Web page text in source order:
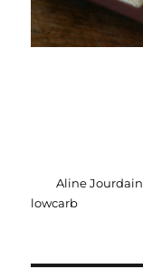
Auteur
Aline Jourdain
lowcarb